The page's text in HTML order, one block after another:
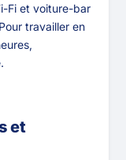
Fi et voiture-bar
travailler en
et